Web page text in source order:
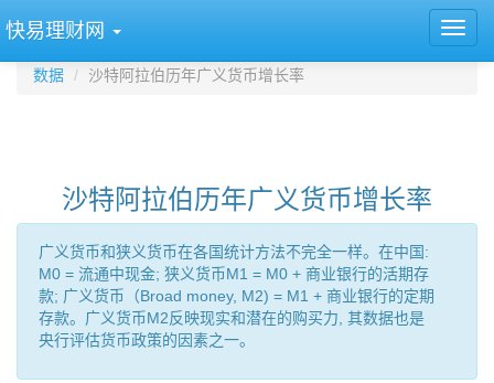
快易理财网
数据 沙特阿拉伯历年广义货币增长率
沙特阿拉伯历年广义货币增长率
广义货币和狭义货币在各国统计方法不完全一样。在中国:
M0 = 流通中现金; 狭义货币M1 = M0 + 商业银行的活期存
款; 广义货币（Broad money, M2) = M1 + 商业银行的定期
存款。广义货币M2反映现实和潜在的购买力, 其数据也是
央行评估货币政策的因素之一。